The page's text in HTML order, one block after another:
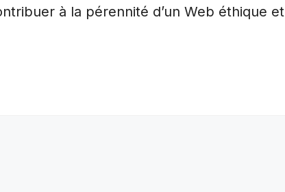
à la pérennité d’un Web éthique et